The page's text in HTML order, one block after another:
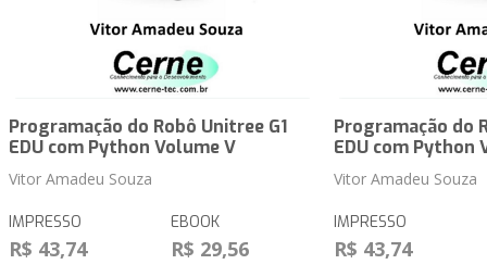
Programação do Robô Unitree G1
EDU com Python Volume V
Vitor Amadeu Souza
IMPRESSO
R$ 43,74
EBOOK
R$ 29,56
Programação do
EDU com Python
Vitor Amadeu Souza
IMPRESSO
R$ 43,74